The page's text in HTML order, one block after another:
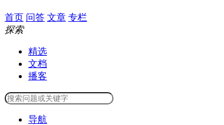
首页 问答 文章 专栏
探索
精选
文档
播客
导航